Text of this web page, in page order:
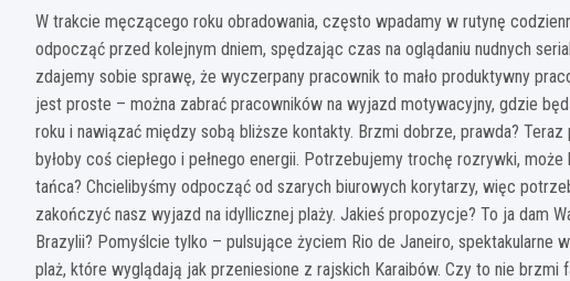
W trakcie męczącego roku obradowania, często wpadamy w rutynę
odpocząć przed kolejnym dniem, spędzając czas na oglądaniu nudnych
zdajemy sobie sprawę, że wyczerpany pracownik to mało produktywny
jest proste – można zabrać pracowników na wyjazd motywacyjny, gdzie
roku i nawiązać między sobą bliższe kontakty. Brzmi dobrze, prawda?
byłoby coś ciepłego i pełnego energii. Potrzebujemy trochę rozrywki,
tańca? Chcielibyśmy odpocząć od szarych biurowych korytarzy, więc
zakończyć nasz wyjazd na idyllicznej plaży. Jakieś propozycje? To ja dam
Brazylii? Pomyślcie tylko – pulsujące życiem Rio de Janeiro, spektakularne
plaż, które wyglądają jak przeniesione z rajskich Karaibów. Czy to nie